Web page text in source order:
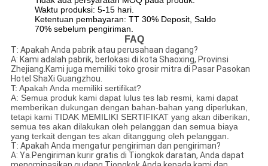
Waktu produksi: 5-15 hari.
Ketentuan pembayaran: TT 30% Deposit, Saldo
70% sebelum pengiriman.
FAQ
T: Apakah Anda pabrik atau perusahaan dagang?
A: Kami adalah pabrik, berlokasi di kota Shaoxing, Provinsi
Zhejiang.Kami juga memiliki toko grosir mitra di Pasar Pasokan
Hotel ShaXi Guangzhou.
T: Apakah Anda memiliki sertifikat?
A: Semua produk kami dapat lulus tes lab resmi, kami dapat
memberikan dukungan dengan bahan-bahan yang diperlukan,
tetapi kami TIDAK MEMILIKI SERTIFIKAT yang akan diberikan,
semua tes akan dilakukan oleh pelanggan dan semua biaya
yang terkait dengan tes akan ditanggung oleh pelanggan.
T: Apakah Anda mengatur pengiriman dan pengiriman?
A: Ya.Pengiriman kurir gratis di Tiongkok daratan, Anda dapat